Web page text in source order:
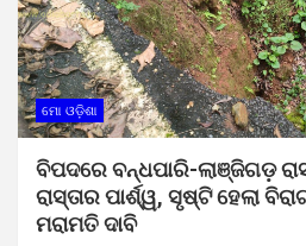
ମୋ ଓଡ଼ିଶା
ବିପଦରେ ବନ୍ଧପାରି-ଲାଞ୍ଜିଗଡ଼
ରାସ୍ତାର ପାର୍ଶ୍ୱ, ସୃଷ୍ଟି ହେଲା
ମରାମତି ଦାବି